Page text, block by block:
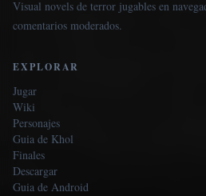
Visual novels de terror jugables en
comentarios moderados.
EXPLORAR
Jugar
Wiki
Personajes
Guia de Khol
Finales
Descargar
Guia de Android